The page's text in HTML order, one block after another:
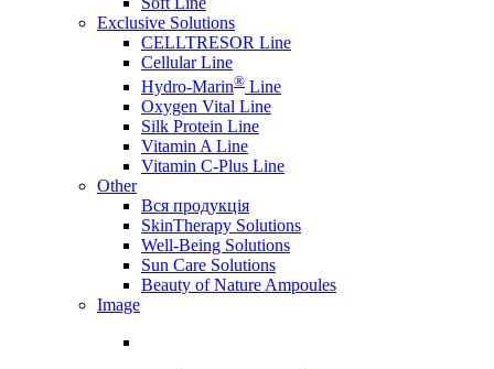
Exclusive Solutions
CELLTRESOR Line
Cellular Line
Hydro-Marin® Line
Oxygen Vital Line
Silk Protein Line
Vitamin A Line
Vitamin C-Plus Line
Other
Вся продукція
SkinTherapy Solutions
Well-Being Solutions
Sun Care Solutions
Beauty of Nature Ampoules
Image